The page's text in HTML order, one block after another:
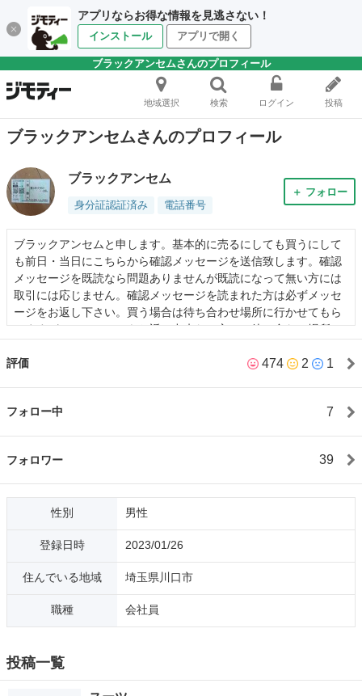
アプリならお得な情報を見逃さない！
インストール アプリで開く
ブラックアンセムさんのプロフィール
地域選択 検索 ログイン 投稿
ブラックアンセムさんのプロフィール
ブラックアンセム
身分証認証済み 電話番号
＋ フォロー
ブラックアンセムと申します。基本的に売るにしても買うにして
も前日・当日にこちらから確認メッセージを送信致します。確認
メッセージを既読なら問題ありませんが既読になって無い方には
取引には応じません。確認メッセージを読まれた方は必ずメッセ
ージをお返し下さい。買う場合は待ち合わせ場所に行かせてもら
いますが、メッセージをお返し出来ない方には待ち合わせ場所に
評価
474 2 1
フォロー中 7
フォロワー 39
性別 男性
登録日時 2023/01/26
住んでいる地域 埼玉県川口市
職種 会社員
投稿一覧